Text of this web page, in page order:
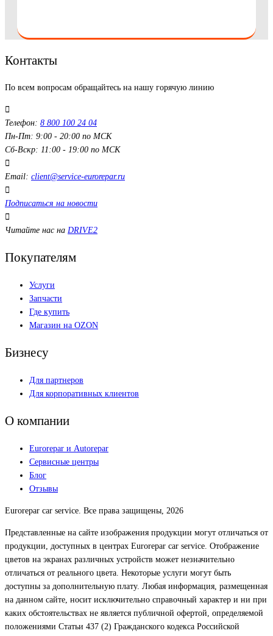
Контакты
По всем вопросам обращайтесь на нашу горячую линию
Телефон: 8 800 100 24 04
Пн-Пт: 9:00 - 20:00 по МСК
Сб-Вскр: 11:00 - 19:00 по МСК
Email: client@service-eurorepar.ru
Подписаться на новости
Читайте нас на DRIVE2
Покупателям
Услуги
Запчасти
Где купить
Магазин на OZON
Бизнесу
Для партнеров
Для корпоративных клиентов
О компании
Eurorepar и Autorepar
Сервисные центры
Блог
Отзывы
Eurorepar car service. Все права защищены, 2026
Представленные на сайте изображения продукции могут отличаться от
продукции, доступных в центрах Eurorepar car service. Отображение
цветов на экранах различных устройств может незначительно
отличаться от реального цвета. Некоторые услуги могут быть
доступны за дополнительную плату. Любая информация, размещенная
на данном сайте, носит исключительно справочный характер и ни при
каких обстоятельствах не является публичной офертой, определяемой
положениями Статьи 437 (2) Гражданского кодекса Российской